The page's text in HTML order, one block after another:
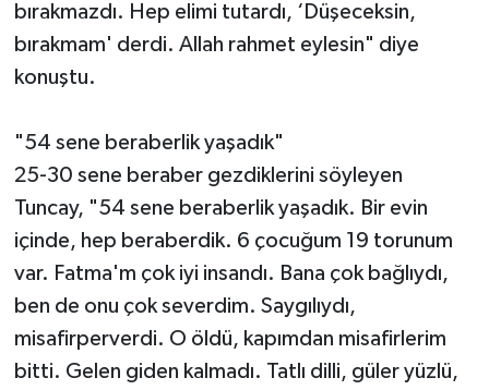
bırakmazdı. Hep elimi tutardı, ‘Düşeceksin,
bırakmam' derdi. Allah rahmet eylesin" diye
konuştu.
"54 sene beraberlik yaşadık"
25-30 sene beraber gezdiklerini söyleyen
Tuncay, "54 sene beraberlik yaşadık. Bir evin
içinde, hep beraberdik. 6 çocuğum 19 torunum
var. Fatma'm çok iyi insandı. Bana çok bağlıydı,
ben de onu çok severdim. Saygılıydı,
misafirperverdi. O öldü, kapımdan misafirlerim
bitti. Gelen giden kalmadı. Tatlı dilli, güler yüzlü,